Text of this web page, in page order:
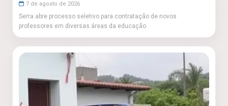
7 de agosto de 2026
Serra abre processo seletivo para contratação de novos
professores em diversas áreas da educação.